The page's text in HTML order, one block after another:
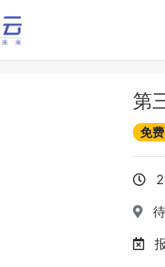
第
免费